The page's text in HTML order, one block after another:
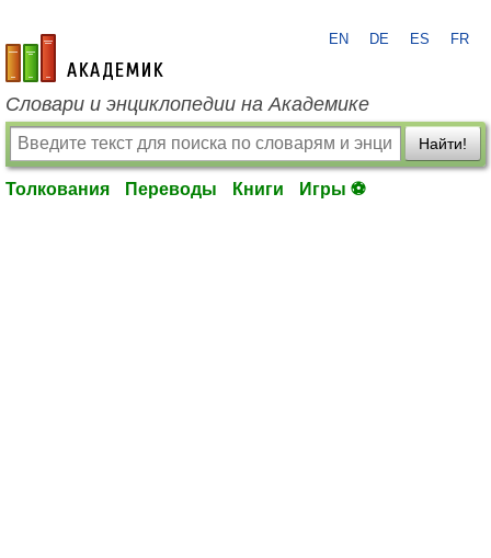
academic.ru
EN DE ES FR
Словари и энциклопедии на Академике
Найти!
Толкования Переводы Книги Игры ⚽